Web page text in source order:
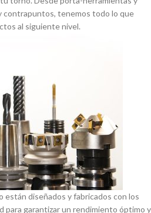
contrapuntos, tenemos todo lo que
al siguiente nivel.
diseñados y fabricados con los
para garantizar un rendimiento óptimo y